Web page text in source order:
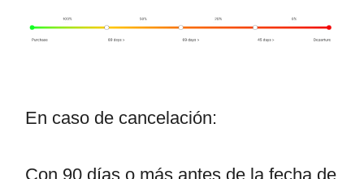
En caso de cancelación:
Con 90 días o más antes de la fecha de